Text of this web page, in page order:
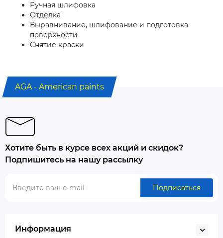
Ручная шлифовка
Отделка
Выравнивание, шлифование и подготовка
поверхности
Снятие краски
AGA - American paints
Хотите быть в курсе всех акций и скидок?
Подпишитесь на нашу рассылку
Подписаться
Информация